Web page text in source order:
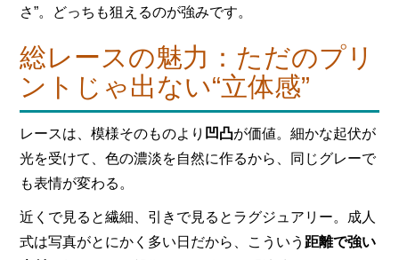
さ”。どっちも狙えるのが強みです。
総レースの魅力：ただのプリ
ントじゃ出ない“立体感”
レースは、模様そのものより 凹凸が価値。細かな起伏が
光を受けて、色の濃淡を自然に作るから、同じグレーで
も表情が変わる。
近くで見ると繊細、引きで見るとラグジュアリー。成人
式は写真がとにかく多い日だから、こういう 距離で強い